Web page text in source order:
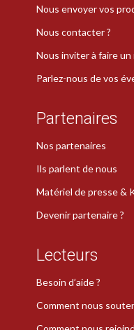
Nous envoyer vos
Nous contacter ?
Nous inviter à faire
Parlez-nous de vos
Partenaires
Nos partenaires
Ils parlent de nous
Matériel de presse &
Devenir partenaire ?
Lecteurs
Besoin d’aide ?
Comment nous